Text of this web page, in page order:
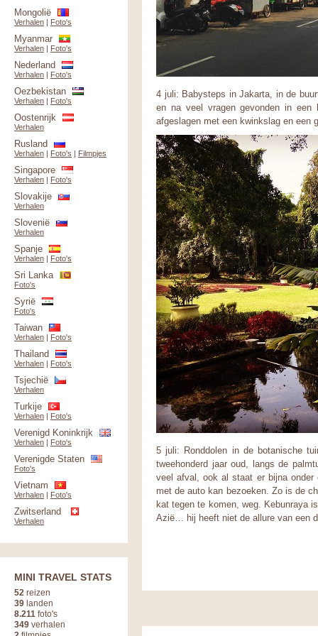
4 juli: Babysteps in Jakarta, in de
en na veel vragen gevonden in een
afgeslagen met een kwinkslag en een
5 juli: Ronddolen in de botanische
tweehonderd jaar oud, langs de
veel afval, ook al staat er bijna
met de auto kan bezoeken. Zo is de
kat tegen te komen, weg. Kebunraya
Azië… hij heeft niet de allure van een
Mongolië
Verhalen | Foto's
Myanmar
Verhalen | Foto's
Nederland
Verhalen | Foto's
Oezbekistan
Verhalen | Foto's
Oostenrijk
Verhalen
Rusland
Verhalen | Foto's | Filmpjes
Singapore
Verhalen | Foto's
Slovakije
Verhalen
Slovenië
Verhalen
Spanje
Verhalen | Foto's
Sri Lanka
Foto's
Syrië
Foto's
Taiwan
Verhalen | Foto's
Thailand
Verhalen | Foto's
Tsjechië
Verhalen
Turkije
Verhalen | Foto's
Verenigd Koninkrijk
Verhalen | Foto's
Verenigde Staten
Foto's
Vietnam
Verhalen | Foto's
Zwitserland
Verhalen
MINI TRAVEL STATS
52 reizen
39 landen
8.211 foto's
349 verhalen